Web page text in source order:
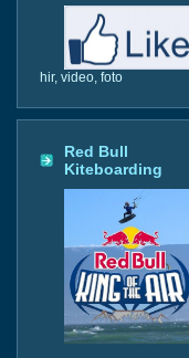
hir, video, foto
Red Bull
Kiteboarding